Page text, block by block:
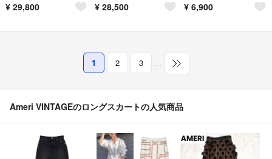
¥ 29,800 ¥ 28,500 ¥ 6,900
1 2 3 …
Ameri VINTAGEのロングスカートの人気商品